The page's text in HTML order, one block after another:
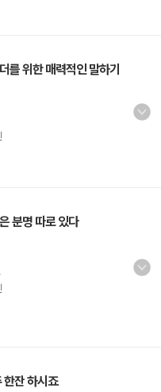
를 위한 매력적인 말하기
분명 따로 있다
잔 하시죠